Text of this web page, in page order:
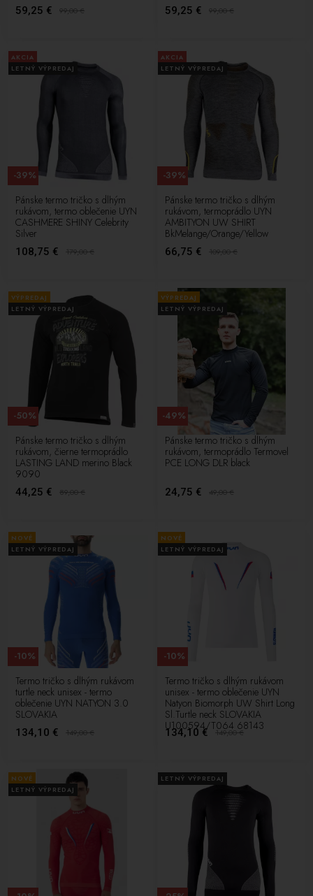
59,25 € 99,00€ 59,25 € 99,00€
AKCIA
LETNÝ VÝPREDAJ
Pánske termo tričko s dlhým
rukávom, termo oblečenie UYN
CASHMERE SHINY Celebrity
Silver
108,75 € 179,00€
-39%
AKCIA
LETNÝ VÝPREDAJ
Pánske termo tričko s dlhým
rukávom, termoprádlo UYN
AMBITYON UW SHIRT
BkMelange/Orange/Yellow
66,75 € 109,00€
-39%
VÝPREDAJ
LETNÝ VÝPREDAJ
Pánske termo tričko s dlhým
rukávom, čierne termoprádlo
LASTING LAND merino Black
9090
44,25 € 89,00€
-50%
VÝPREDAJ
LETNÝ VÝPREDAJ
Pánske termo tričko s dlhým
rukávom, termoprádlo Termovel
PCE LONG DLR black
24,75 € 49,00€
-49%
NOVÉ
LETNÝ VÝPREDAJ
Termo tričko s dlhým rukávom
turtle neck unisex - termo
oblečenie UYN NATYON 3.0
SLOVAKIA
134,10 € 149,00€
-10%
NOVÉ
LETNÝ VÝPREDAJ
Termo tričko s dlhým rukávom
unisex - termo oblečenie UYN
Natyon Biomorph UW Shirt Long
Sl.Turtle neck SLOVAKIA
U100594/T064 68143
134,10 € 149,00€
-10%
NOVÉ
LETNÝ VÝPREDAJ
LETNÝ VÝPREDAJ